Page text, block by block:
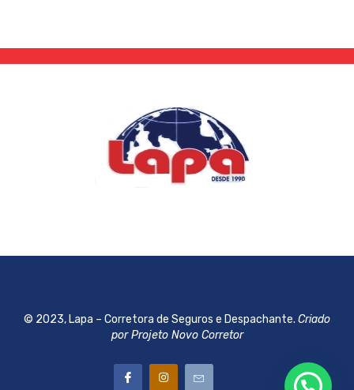
© 2023, Lapa – Corretora de Seguros e Despachante. Criado
por Projeto Novo Corretor